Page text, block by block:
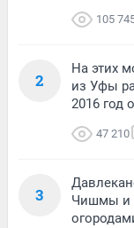
105
2
На этих
из Уфы
2016 год
47 210
3
Чишмы и